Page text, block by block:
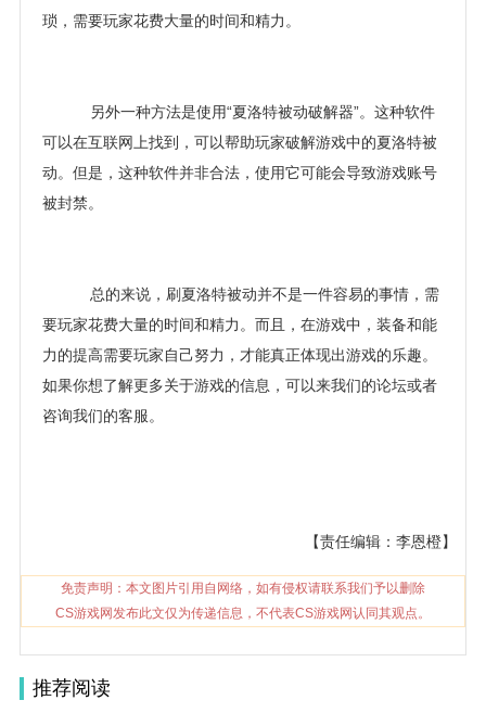
琐，需要玩家花费大量的时间和精力。
另外一种方法是使用“夏洛特被动破解器”。这种软件
可以在互联网上找到，可以帮助玩家破解游戏中的夏洛特被
动。但是，这种软件并非合法，使用它可能会导致游戏账号
被封禁。
总的来说，刷夏洛特被动并不是一件容易的事情，需
要玩家花费大量的时间和精力。而且，在游戏中，装备和能
力的提高需要玩家自己努力，才能真正体现出游戏的乐趣。
如果你想了解更多关于游戏的信息，可以来我们的论坛或者
咨询我们的客服。
【责任编辑：李恩橙】
免责声明：本文图片引用自网络，如有侵权请联系我们予以删除
CS游戏网发布此文仅为传递信息，不代表CS游戏网认同其观点。
推荐阅读